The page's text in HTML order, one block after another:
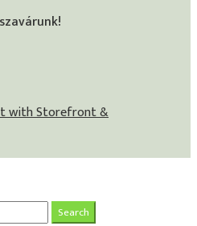
with Storefront &
Search